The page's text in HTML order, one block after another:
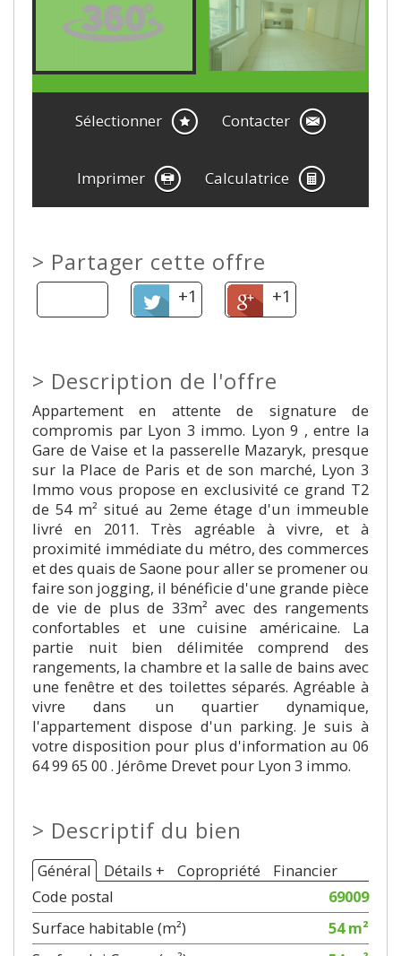
Sélectionner Contacter
Imprimer Calculatrice
> Partager cette offre
+1 +1
> Description de l'offre
Appartement en attente de signature de
compromis par Lyon 3 immo. Lyon 9 , entre la
Gare de Vaise et la passerelle Mazaryk, presque
sur la Place de Paris et de son marché, Lyon 3
Immo vous propose en exclusivité ce grand T2
de 54 m² situé au 2eme étage d'un immeuble
livré en 2011. Très agréable à vivre, et à
proximité immédiate du métro, des commerces
et des quais de Saone pour aller se promener ou
faire son jogging, il bénéficie d'une grande pièce
de vie de plus de 33m² avec des rangements
confortables et une cuisine américaine. La
partie nuit bien délimitée comprend des
rangements, la chambre et la salle de bains avec
une fenêtre et des toilettes séparés. Agréable à
vivre dans un quartier dynamique,
l'appartement dispose d'un parking. Je suis à
votre disposition pour plus d'information au 06
64 99 65 00 . Jérôme Drevet pour Lyon 3 immo.
> Descriptif du bien
Général Détails + Copropriété
Financier
Code postal
69009
Surface habitable (m²)
54 m²